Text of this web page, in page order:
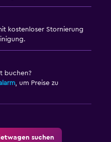
kostenloser Stornierung
buchen?
, um Preise zu
suchen